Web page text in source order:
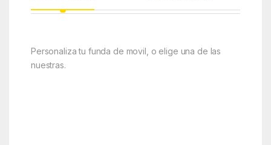
Personaliza tu funda de movil, o elige una de las
nuestras.